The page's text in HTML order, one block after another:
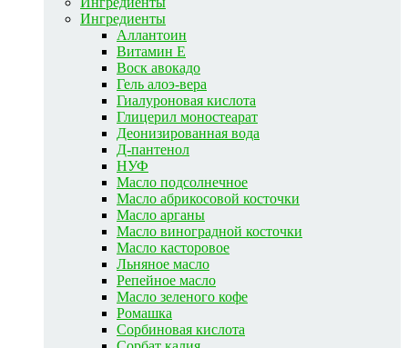
Ингредиенты
Аллантоин
Витамин E
Воск авокадо
Гель алоэ-вера
Гиалуроновая кислота
Глицерил моностеарат
Деонизированная вода
Д-пантенол
НУФ
Масло подсолнечное
Масло абрикосовой косточки
Масло арганы
Масло виноградной косточки
Масло касторовое
Льняное масло
Репейное масло
Масло зеленого кофе
Ромашка
Сорбиновая кислота